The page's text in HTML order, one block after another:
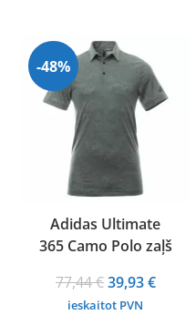
-48%
Adidas Ultimate
365 Camo Polo zaļš
77,44€Original
price
39,93€
ieskaitot PVN